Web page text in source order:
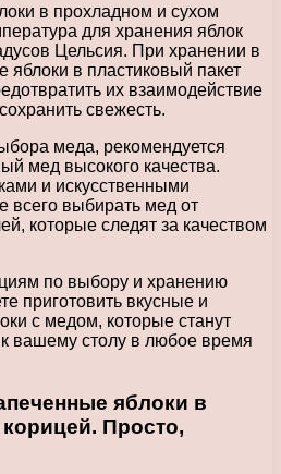
в прохладном и сухом
для хранения яблок
Цельсия. При хранении в
яблоки в пластиковый пакет
их взаимодействие
свежесть.
меда, рекомендуется
мед высокого качества.
и искусственными
всего выбирать мед от
которые следят за качеством
по выбору и хранению
приготовить вкусные и
с медом, которые станут
вашему столу в любое время
яблоки в
Просто,